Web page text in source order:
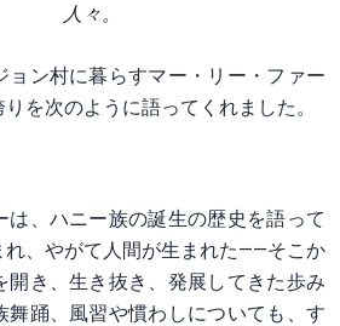
人々。
ョン村に暮らすマー・リー・ファー
を次のように語ってくれました。
は、ハニー族の誕生の歴史を語って
れ、やがて人間が生まれた——そこか
開き、生き抜き、発展してきた歩み
舞踊、風習や慣わしについても、す